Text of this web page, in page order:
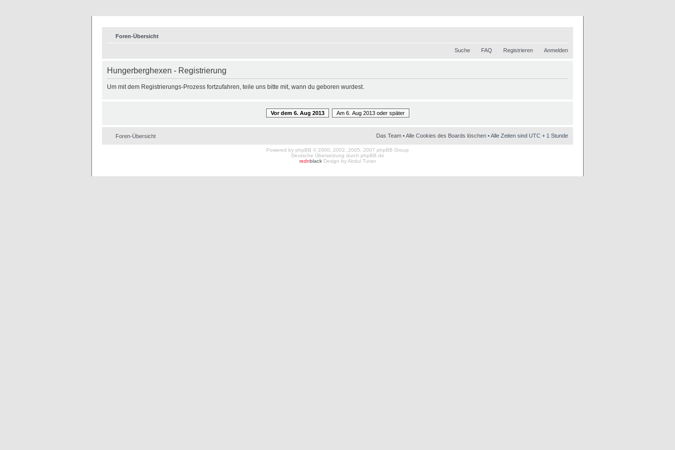
Foren-Übersicht
Suche FAQ Registrieren Anmelden
Hungerberghexen - Registrierung
Um mit dem Registrierungs-Prozess fortzufahren, teile uns bitte mit, wann du geboren wurdest.
Vor dem 6. Aug 2013 Am 6. Aug 2013 oder später
Foren-Übersicht Das Team •Alle Cookies des Boards löschen • Alle Zeiten sind UTC + 1 Stunde
Powered by phpBB © 2000, 2002, 2005, 2007 phpBB Group
Deutsche Übersetzung durch phpBB.de
rednblackDesign byAbdul Turan